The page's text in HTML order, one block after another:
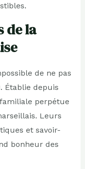
de la
de ne pas
. Établie depuis
perpétue
Leurs
et savoir-
bonheur des